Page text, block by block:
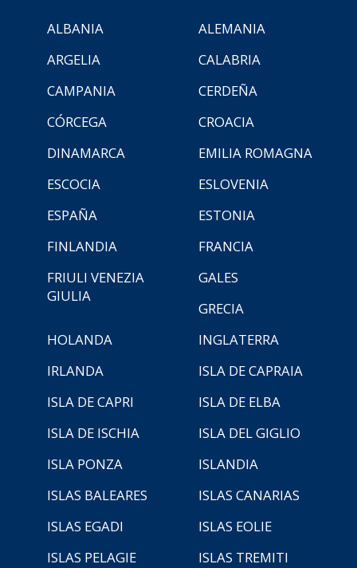
ALBANIA
ALEMANIA
ARGELIA
CALABRIA
CAMPANIA
CERDEÑA
CÓRCEGA
CROACIA
DINAMARCA
EMILIA ROMAGNA
ESCOCIA
ESLOVENIA
ESPAÑA
ESTONIA
FINLANDIA
FRANCIA
FRIULI VENEZIA
GIULIA
GALES
GRECIA
HOLANDA
INGLATERRA
IRLANDA
ISLA DE CAPRAIA
ISLA DE CAPRI
ISLA DE ELBA
ISLA DE ISCHIA
ISLA DEL GIGLIO
ISLA PONZA
ISLANDIA
ISLAS BALEARES
ISLAS CANARIAS
ISLAS EGADI
ISLAS EOLIE
ISLAS PELAGIE
ISLAS TREMITI